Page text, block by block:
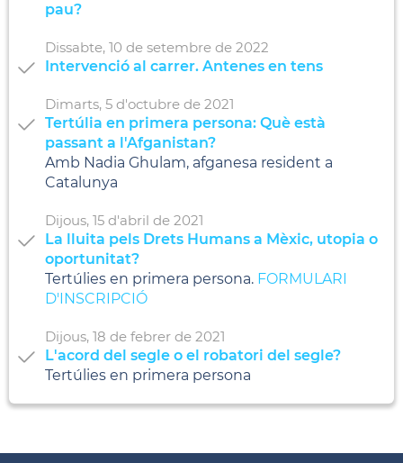
pau?
Dissabte, 10 de setembre de 2022
Intervenció al carrer. Antenes en tens
Dimarts, 5 d'octubre de 2021
Tertúlia en primera persona: Què està
passant a l'Afganistan?
Amb Nadia Ghulam, afganesa resident a
Catalunya
Dijous, 15 d'abril de 2021
La lluita pels Drets Humans a Mèxic, utopia o
oportunitat?
Tertúlies en primera persona. FORMULARI
D'INSCRIPCIÓ
Dijous, 18 de febrer de 2021
L'acord del segle o el robatori del segle?
Tertúlies en primera persona